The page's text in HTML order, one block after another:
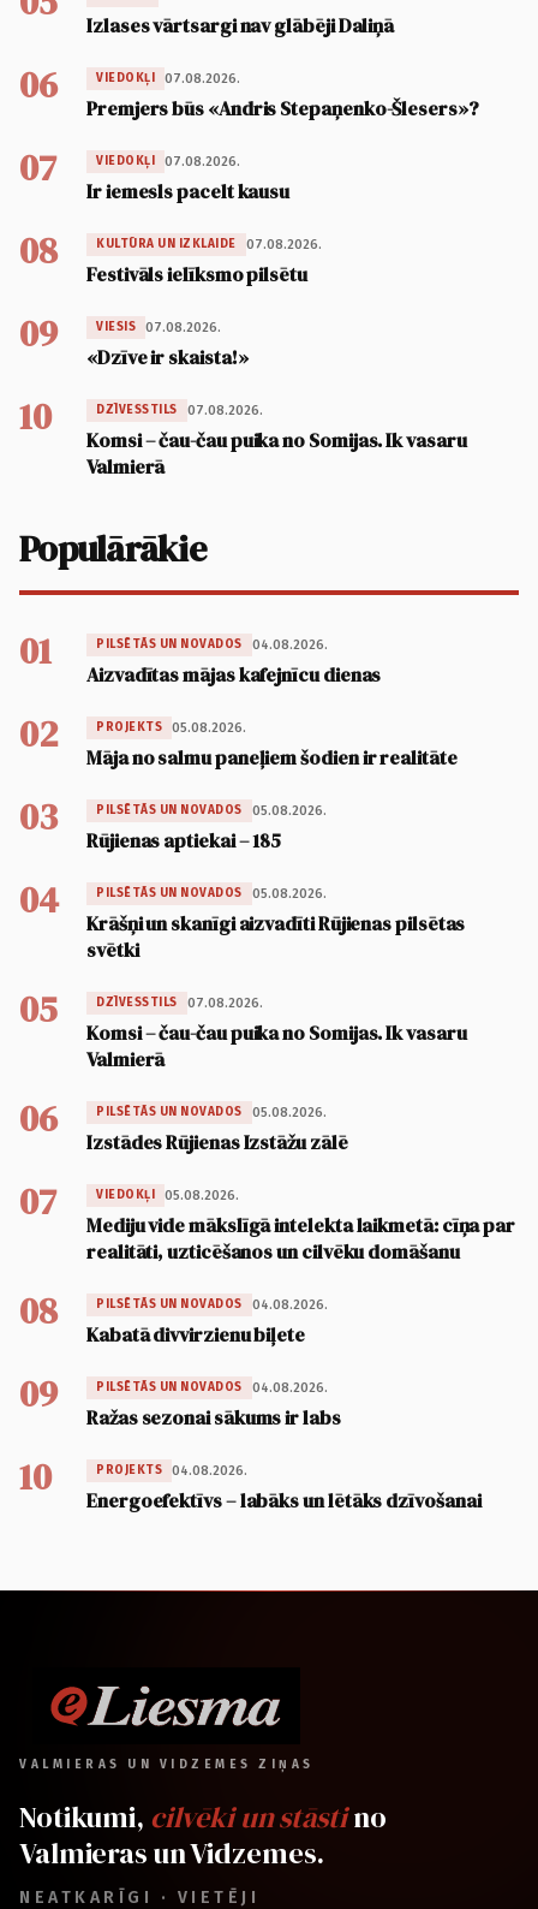
Izlases vārtsargi nav glābēji Daliņā
06 VIEDOKĻI 07.08.2026.
Premjers būs «Andris Stepaņenko-Šlesers»?
07 VIEDOKĻI 07.08.2026.
Ir iemesls pacelt kausu
08 KULTŪRA UN IZKLAIDE 07.08.2026.
Festivāls ielīksmo pilsētu
09 VIESIS 07.08.2026.
«Dzīve ir skaista!»
10 DZĪVESSTILS 07.08.2026.
Komsi – čau-čau puika no Somijas. Ik vasaru
Valmierā
Populārākie
01 PILSĒTĀS UN NOVADOS 04.08.2026.
Aizvadītas mājas kafejnīcu dienas
02 PROJEKTS 05.08.2026.
Māja no salmu paneļiem šodien ir realitāte
03 PILSĒTĀS UN NOVADOS 05.08.2026.
Rūjienas aptiekai – 185
04 PILSĒTĀS UN NOVADOS 05.08.2026.
Krāšņi un skanīgi aizvadīti Rūjienas pilsētas
svētki
05 DZĪVESSTILS 07.08.2026.
Komsi – čau-čau puika no Somijas. Ik vasaru
Valmierā
06 PILSĒTĀS UN NOVADOS 05.08.2026.
Izstādes Rūjienas Izstāžu zālē
07 VIEDOKĻI 05.08.2026.
Mediju vide mākslīgā intelekta laikmetā: cīņa par
realitāti, uzticēšanos un cilvēku domāšanu
08 PILSĒTĀS UN NOVADOS 04.08.2026.
Kabatā divvirzienu biļete
09 PILSĒTĀS UN NOVADOS 04.08.2026.
Ražas sezonai sākums ir labs
10 PROJEKTS 04.08.2026.
Energoefektīvs – labāks un lētāks dzīvošanai
VALMIERAS UN VIDZEMES ZIŅAS
Notikumi, cilvēki un stāstino
Valmieras un Vidzemes.
NEATKARĪGI · VIETĒJI